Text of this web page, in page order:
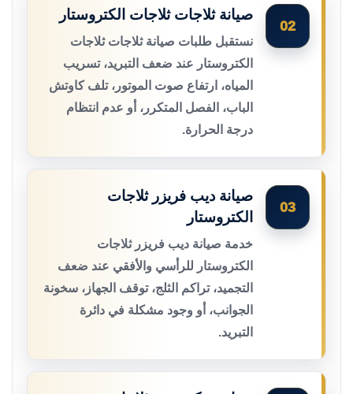
02
صيانة ثلاجات ثلاجات الكتروستار
نستقبل طلبات صيانة ثلاجات ثلاجات
الكتروستار عند ضعف التبريد، تسريب
المياه، ارتفاع صوت الموتور، تلف كاوتش
الباب، الفصل المتكرر، أو عدم انتظام
درجة الحرارة.
03
صيانة ديب فريزر ثلاجات
الكتروستار
خدمة صيانة ديب فريزر ثلاجات
الكتروستار للرأسي والأفقي عند ضعف
التجميد، تراكم الثلج، توقف الجهاز، سخونة
الجوانب، أو وجود مشكلة في دائرة
التبريد.